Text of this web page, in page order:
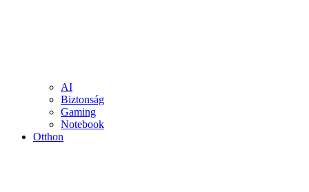
AI
Biztonság
Gaming
Notebook
Otthon